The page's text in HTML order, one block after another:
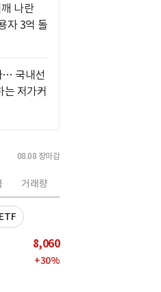
나란
자 3억 돌
… 국내선
는 저가커
08.08 장마감
거래량
ETF
8,060
+30%